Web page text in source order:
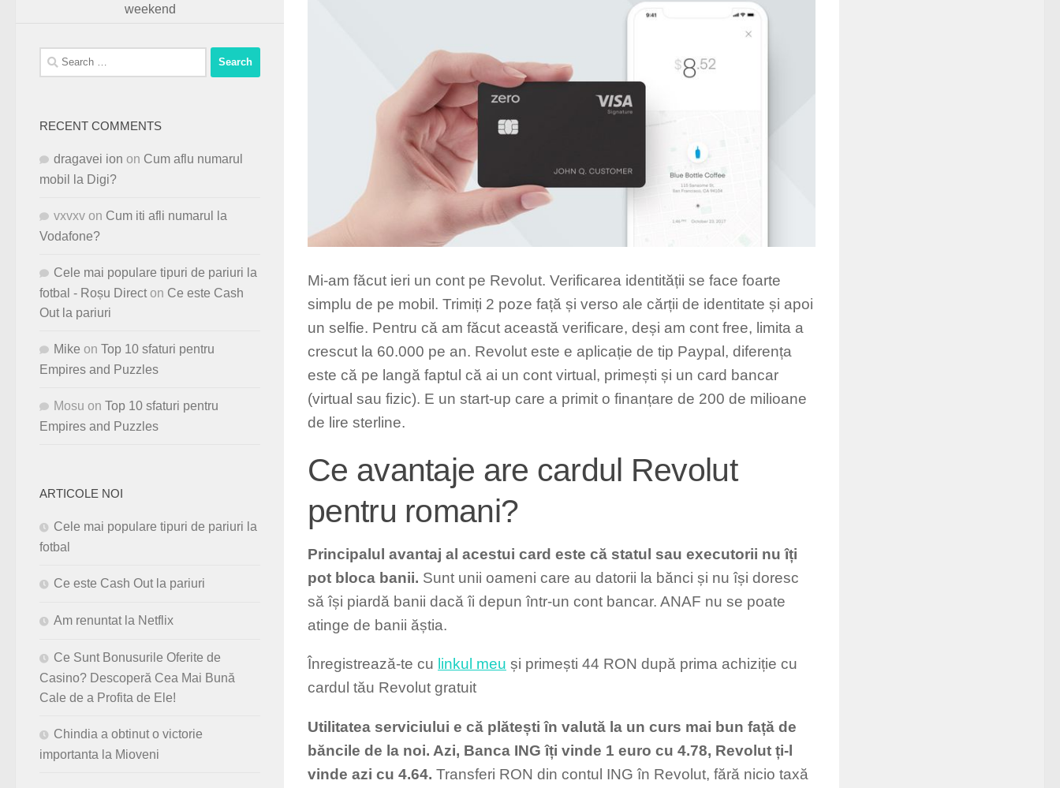
Mi-am făcut ieri un cont pe Revolut. Verificarea identității se face foarte
simplu de pe mobil. Trimiți 2 poze față și verso ale cărții de identitate și apoi
un selfie. Pentru că am făcut această verificare, deși am cont free, limita a
crescut la 60.000 pe an. Revolut este e aplicație de tip Paypal, diferența
este că pe langă faptul că ai un cont virtual, primești și un card bancar
(virtual sau fizic). E un start-up care a primit o finanțare de 200 de milioane
de lire sterline.
Ce avantaje are cardul Revolut
pentru romani?
Principalul avantaj al acestui card este că statul sau executorii nu îți
pot bloca banii. Sunt unii oameni care au datorii la bănci și nu își doresc
să își piardă banii dacă îi depun într-un cont bancar. ANAF nu se poate
atinge de banii ăștia.
Înregistrează-te cu linkul meu și primești 44 RON după prima achiziție cu
cardul tău Revolut gratuit
Utilitatea serviciului e că plătești în valută la un curs mai bun față de
băncile de la noi. Azi, Banca ING îți vinde 1 euro cu 4.78, Revolut ți-l
vinde azi cu 4.64. Transferi RON din contul ING în Revolut, fără nicio taxă
weekend
Search
for:
RECENT COMMENTS
dragavei ion on Cum aflu numarul
mobil la Digi?
vxvxv on Cum iti afli numarul la
Vodafone?
Cele mai populare tipuri de pariuri la
fotbal - Roșu Direct on Ce este Cash
Out la pariuri
Mike on Top 10 sfaturi pentru
Empires and Puzzles
Mosu on Top 10 sfaturi pentru
Empires and Puzzles
ARTICOLE NOI
Cele mai populare tipuri de pariuri la
fotbal
Ce este Cash Out la pariuri
Am renuntat la Netflix
Ce Sunt Bonusurile Oferite de
Casino? Descoperă Cea Mai Bună
Cale de a Profita de Ele!
Chindia a obtinut o victorie
importanta la Mioveni